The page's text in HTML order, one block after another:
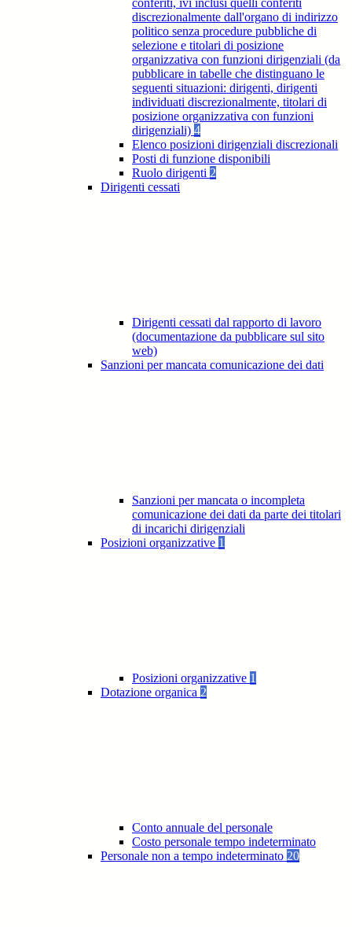
conferiti, ivi inclusi quelli conferiti
discrezionalmente dall'organo di indirizzo
politico senza procedure pubbliche di
selezione e titolari di posizione
organizzativa con funzioni dirigenziali (da
pubblicare in tabelle che distinguano le
seguenti situazioni: dirigenti, dirigenti
individuati discrezionalmente, titolari di
posizione organizzativa con funzioni
dirigenziali) 4
Elenco posizioni dirigenziali discrezionali
Posti di funzione disponibili
Ruolo dirigenti 2
Dirigenti cessati
Dirigenti cessati dal rapporto di lavoro
(documentazione da pubblicare sul sito
web)
Sanzioni per mancata comunicazione dei dati
Sanzioni per mancata o incompleta
comunicazione dei dati da parte dei titolari
di incarichi dirigenziali
Posizioni organizzative 1
Posizioni organizzative 1
Dotazione organica 2
Conto annuale del personale
Costo personale tempo indeterminato
Personale non a tempo indeterminato 20